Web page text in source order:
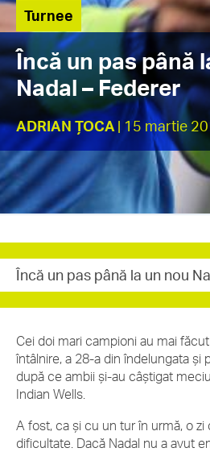
Turnee
Încă un pas până
Nadal – Federer
ADRIAN ȚOCA | 15 martie
Încă un pas până la un nou
Cei doi mari campioni au mai
întâlnire, a 28-a din îndelungata şi
după ce ambii şi-au câştigat
Indian Wells.
A fost, ca şi cu un tur în urmă, o
dificultate. Dacă Nadal nu a avut